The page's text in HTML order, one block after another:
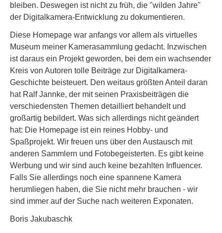
bleiben. Deswegen ist nicht zu früh, die "wilden Jahre"
der Digitalkamera-Entwicklung zu dokumentieren.
Diese Homepage war anfangs vor allem als virtuelles
Museum meiner Kamerasammlung gedacht. Inzwischen
ist daraus ein Projekt geworden, bei dem ein wachsender
Kreis von Autoren tolle Beiträge zur Digitalkamera-
Geschichte beisteuert. Den weitaus größten Anteil daran
hat Ralf Jannke, der mit seinen Praxisbeiträgen die
verschiedensten Themen detailliert behandelt und
großartig bebildert. Was sich allerdings nicht geändert
hat: Die Homepage ist ein reines Hobby- und
Spaßprojekt. Wir freuen uns über den Austausch mit
anderen Sammlern und Fotobegeisterten. Es gibt keine
Werbung und wir sind auch keine bezahlten Influencer.
Falls Sie allerdings noch eine spannene Kamera
herumliegen haben, die Sie nicht mehr brauchen - wir
sind immer auf der Suche nach weiteren Exponaten.
Boris Jakubaschk